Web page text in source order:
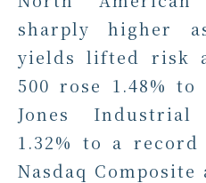
sharply higher
yields lifted risk
500 rose 1.48% to
Jones Industrial
1.32% to a record
Nasdaq Composite